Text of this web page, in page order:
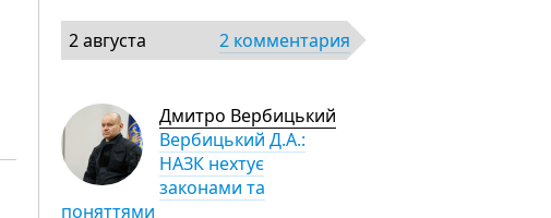
2 августа 2 комментария
Дмитро Вербицький
Вербицький Д.А.:
НАЗК нехтує
законами та
поняттями